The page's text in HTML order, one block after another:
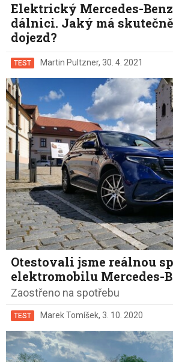
Elektrický Mercedes-Benz
dálnici. Jaký má
dojezd?
TEST Martin Pultzner, 30. 4. 2021
Otestovali jsme reálnou
elektromobilu Mercedes-
Zaostřeno na spotřebu
TEST Marek Tomíšek, 3. 10. 2020